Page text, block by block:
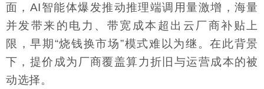
面，AI智能体爆发推动推理端调用量激增，海量
并发带来的电力、带宽成本超出云厂商补贴上
限，早期“烧钱换市场”模式难以为继。在此背景
下，提价成为厂商覆盖算力折旧与运营成本的被
动选择。